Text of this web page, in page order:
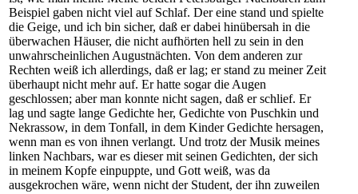
Beispiel gaben nicht viel auf Schlaf. Der eine stand und spielte
die Geige, und ich bin sicher, daß er dabei hinübersah in die
überwachen Häuser, die nicht aufhörten hell zu sein in den
unwahrscheinlichen Augustnächten. Von dem anderen zur
Rechten weiß ich allerdings, daß er lag; er stand zu meiner Zeit
überhaupt nicht mehr auf. Er hatte sogar die Augen
geschlossen; aber man konnte nicht sagen, daß er schlief. Er
lag und sagte lange Gedichte her, Gedichte von Puschkin und
Nekrassow, in dem Tonfall, in dem Kinder Gedichte hersagen,
wenn man es von ihnen verlangt. Und trotz der Musik meines
linken Nachbars, war es dieser mit seinen Gedichten, der sich
in meinem Kopfe einpuppte, und Gott weiß, was da
ausgekrochen wäre, wenn nicht der Student, der ihn zuweilen